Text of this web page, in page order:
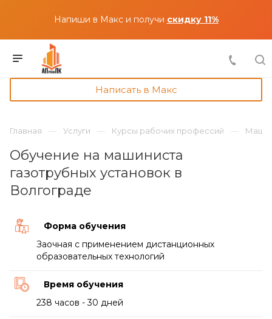
Напиши в Макс и получи скидку 11%
Написать в Макс
Главная Услуги Курсы рабочих профессий
Обучение на машиниста
газотрубных установок в
Волгограде
Форма обучения
Заочная с применением дистанционных
образовательных технологий
Время обучения
238 часов - 30 дней